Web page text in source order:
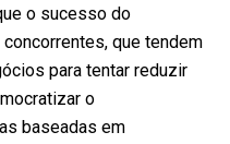
o sucesso do
que tendem
para tentar reduzir
o
baseadas em